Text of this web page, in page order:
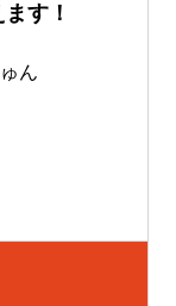
す！
ん